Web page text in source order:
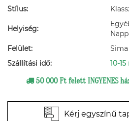
Stílus:
Helyiség:
Felület:
Sima
Szállítási idő:
10-
50 000 Ft felett INGYENES
Kérj egyszínű